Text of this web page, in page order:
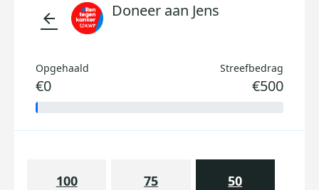
arrow_back Doneer aan Jens
Opgehaald
€0
Streefbedrag
€500
100 75 50